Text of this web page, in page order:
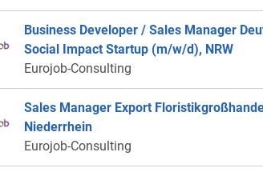
Business Developer / Sales Manager
Social Impact Startup (m/w/d), NRW
Eurojob-Consulting
Sales Manager Export
Niederrhein
Eurojob-Consulting